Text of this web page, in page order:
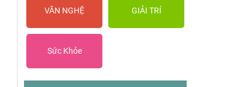
VĂN NGHỆ GIẢI TRÍ
Sức Khỏe